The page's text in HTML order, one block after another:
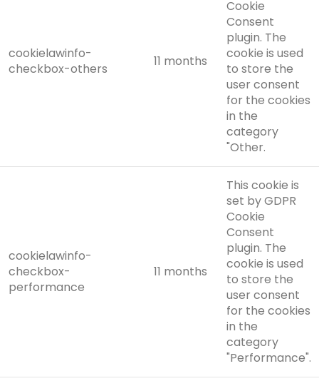
cookielawinfo-
checkbox-others
11 months
Cookie
Consent
plugin. The
cookie is used
to store the
user consent
for the cookies
in the
category
"Other.
cookielawinfo-
checkbox-
performance
11 months
This cookie is
set by GDPR
Cookie
Consent
plugin. The
cookie is used
to store the
user consent
for the cookies
in the
category
"Performance".